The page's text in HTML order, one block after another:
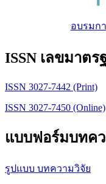
อบรมก
ISSN เลขมาต
ISSN 3027-7442 (Print)
ISSN 3027-7450 (Online)
แบบฟอร์มบทค
รูปแบบ บทความวิจัย